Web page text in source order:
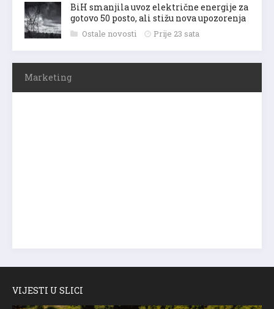
BiH smanjila uvoz električne energije za
gotovo 50 posto, ali stižu nova upozorenja
Ostale novosti Prije 23 sata
Marketing
VIJESTI U SLICI